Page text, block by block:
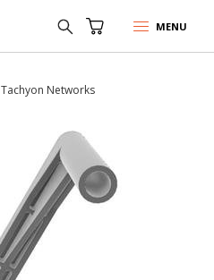
MENU
Tachyon Networks